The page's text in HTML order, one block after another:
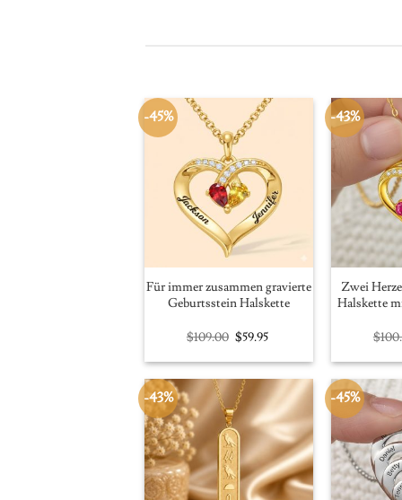
-45%
Für immer zusammen gravierte
Geburtsstein Halskette
$109.00 Original
price
was:
$59.95Current
is:
-43%
Zwei
Halskette
$
-43% -45%